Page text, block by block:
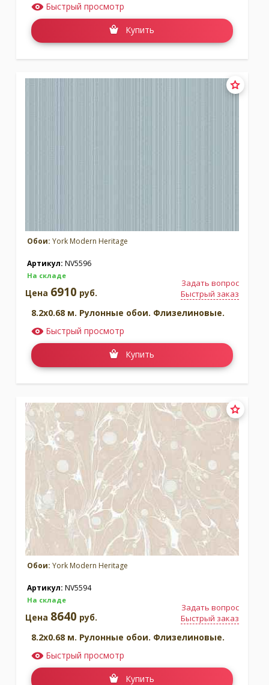
Быстрый просмотр
Купить
Обои: York Modern Heritage
Артикул: NV5596
На складе
Задать вопрос
Быстрый заказ
Цена 6910 руб.
8.2x0.68 м. Рулонные обои. Флизелиновые.
Быстрый просмотр
Купить
Обои: York Modern Heritage
Артикул: NV5594
На складе
Задать вопрос
Быстрый заказ
Цена 8640 руб.
8.2x0.68 м. Рулонные обои. Флизелиновые.
Быстрый просмотр
Купить